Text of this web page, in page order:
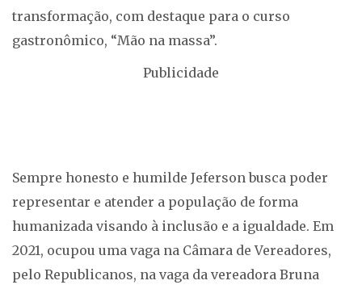
transformação, com destaque para o curso
gastronômico, “Mão na massa”.
Publicidade
Sempre honesto e humilde Jeferson busca poder
representar e atender a população de forma
humanizada visando à inclusão e a igualdade. Em
2021, ocupou uma vaga na Câmara de Vereadores,
pelo Republicanos, na vaga da vereadora Bruna